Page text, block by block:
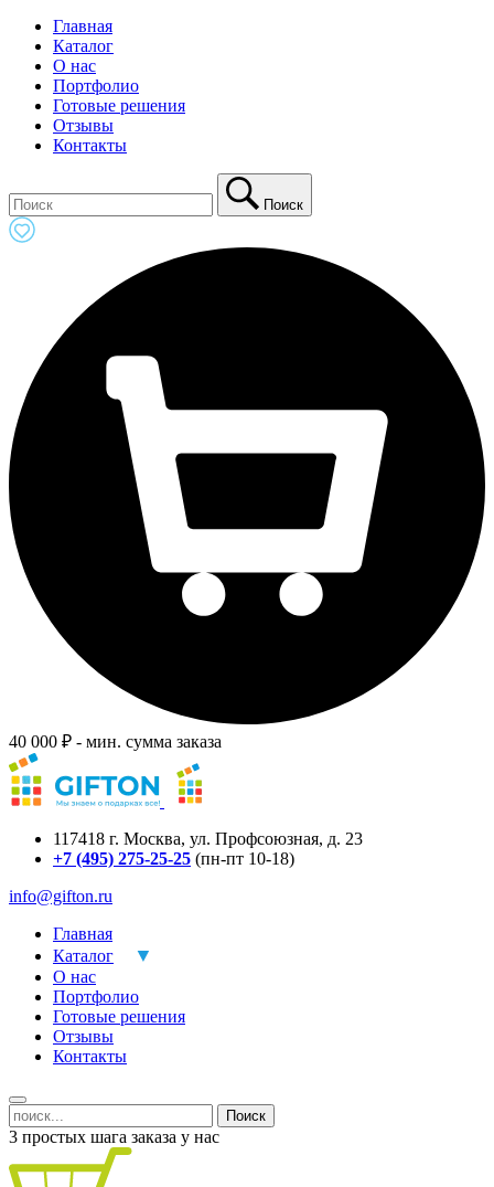
Главная
Каталог
О нас
Портфолио
Готовые решения
Отзывы
Контакты
Поиск
40 000 ₽ - мин. сумма заказа
117418 г. Москва, ул. Профсоюзная, д. 23
+7 (495) 275-25-25 (пн-пт 10-18)
info@gifton.ru
Главная
Каталог
О нас
Портфолио
Готовые решения
Отзывы
Контакты
Поиск
3 простых шага заказа у нас